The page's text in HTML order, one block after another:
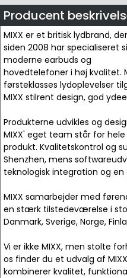
Producent
MIXX er et britisk lydbrand, der
siden 2008 har specialiseret
moderne earbuds og
hovedtelefoner i høj kvalitet.
førsteklasses lydoplevelser
MIXX stilrent design, god
Produkterne udvikles og
MIXX' eget team står for
produkt. Kvalitetskontrol og
Shenzhen, mens
teknologisk integration og
MIXX samarbejder med
en stærk tilstedeværelse i
Danmark, Sverige, Norge,
Vi er ikke MIXX, men stolte
os finder du et udvalg af
kombinerer kvalitet,